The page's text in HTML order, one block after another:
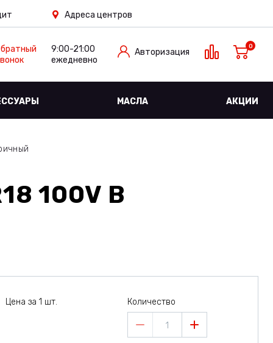
Адреса центров
9:00-21:00
ежедневно
Авторизация
0
МАСЛА АКЦИИ
100V В
Цена за 1 шт. Количество
1